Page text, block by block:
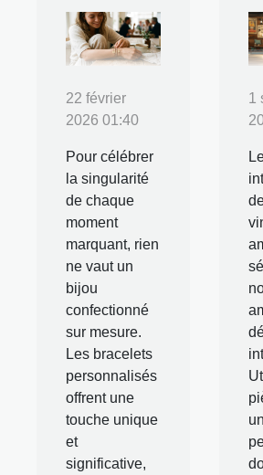
22 février
2026 01:40
Pour célébrer
la singularité
de chaque
moment
marquant, rien
ne vaut un
bijou
confectionné
sur mesure.
Les bracelets
personnalisés
offrent une
touche unique
et
significative,
1